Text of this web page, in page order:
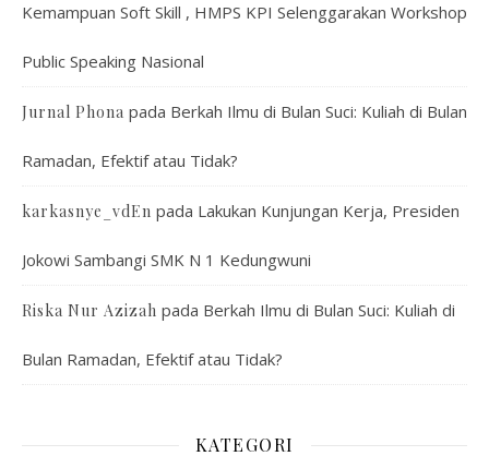
Kemampuan Soft Skill , HMPS KPI Selenggarakan Workshop
Public Speaking Nasional
Jurnal Phona pada Berkah Ilmu di Bulan Suci: Kuliah di Bulan
Ramadan, Efektif atau Tidak?
karkasnye_vdEn pada Lakukan Kunjungan Kerja, Presiden
Jokowi Sambangi SMK N 1 Kedungwuni
Riska Nur Azizah pada Berkah Ilmu di Bulan Suci: Kuliah di
Bulan Ramadan, Efektif atau Tidak?
KATEGORI